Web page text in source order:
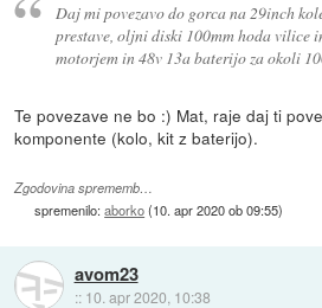
Daj mi povezavo do gorca na 29inch
prestave, oljni diski 100mm hoda vilice
motorjem in 48v 13a baterijo za okoli
Te povezave ne bo :) Mat, raje daj ti
komponente (kolo, kit z baterijo).
Zgodovina sprememb…
spremenilo:aborko(10. apr 2020 ob 09:55)
avom23
:: 10. apr 2020, 10:38